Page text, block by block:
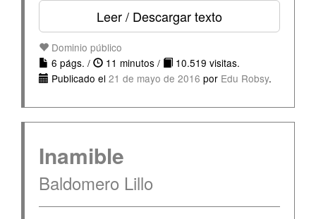
Leer / Descargar texto
Dominio público
6 págs. /
11 minutos /
10.519 visitas.
Publicado el 21 de mayo de 2016 por Edu Robsy.
Inamible
Baldomero Lillo